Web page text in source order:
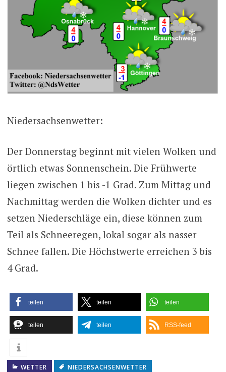
Niedersachsenwetter:
Der Donnerstag beginnt mit vielen Wolken und
örtlich etwas Sonnenschein. Die Frühwerte
liegen zwischen 1 bis -1 Grad. Zum Mittag und
Nachmittag werden die Wolken dichter und es
setzen Niederschläge ein, diese können zum
Teil als Schneeregen, lokal sogar als nasser
Schnee fallen. Die Höchstwerte erreichen 3 bis
4 Grad.
teilen teilen teilen
teilen teilen RSS-feed
WETTER NIEDERSACHSENWETTER